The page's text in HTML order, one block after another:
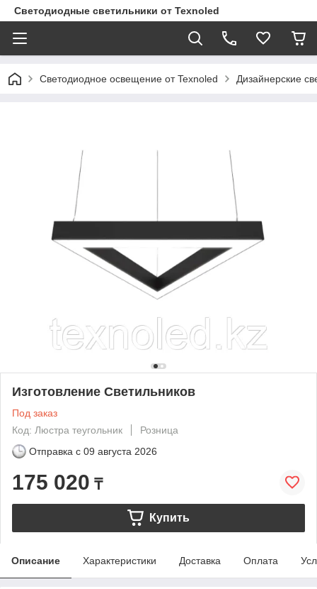
Светодиодные светильники от Texnoled
Светодиодное освещение от Texnoled Дизайнерские
Изготовление Светильников
Под заказ
Код: Люстра теугольник
Розница
Отправка с 09 августа 2026
175 020 ₸
Купить
Описание Характеристики Доставка Оплата